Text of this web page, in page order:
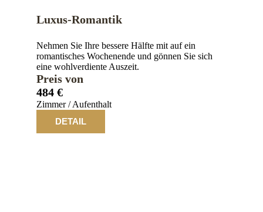
Luxus-Romantik
Nehmen Sie Ihre bessere Hälfte mit auf ein
romantisches Wochenende und gönnen Sie sich
eine wohlverdiente Auszeit.
Preis von
484 €
Zimmer / Aufenthalt
DETAIL